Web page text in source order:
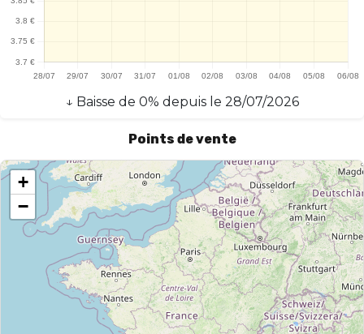
↓ Baisse de 0% depuis le 28/07/2026
Points de vente
+
−